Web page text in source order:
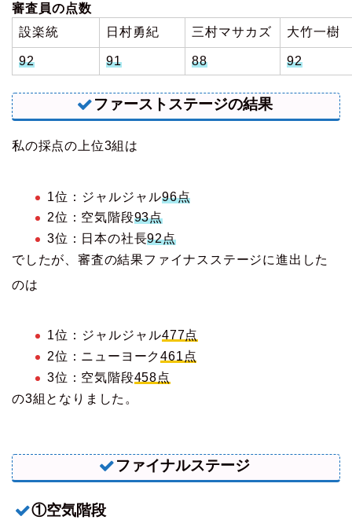
審査員の点数
設楽統
日村勇紀 三村マサカズ 大竹一樹
92 91 88 92
ファーストステージの結果
私の採点の上位3組は
1位：ジャルジャル96点
2位：空気階段93点
3位：日本の社長92点
でしたが、 審査の結果ファイナスステージに進出した
のは
1位：ジャルジャル477点
2位：ニューヨーク461点
3位：空気階段458点
の3組となりました 。
ファイナルステージ
①空気階段